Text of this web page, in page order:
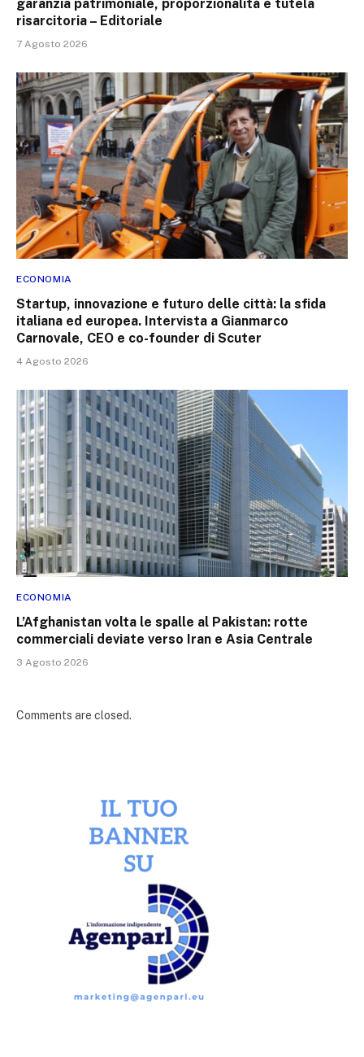
garanzia patrimoniale, proporzionalità e tutela
risarcitoria – Editoriale
7 Agosto 2026
ECONOMIA
Startup, innovazione e futuro delle città: la sfida
italiana ed europea. Intervista a Gianmarco
Carnovale, CEO e co-founder di Scuter
4 Agosto 2026
ECONOMIA
L’Afghanistan volta le spalle al Pakistan: rotte
commerciali deviate verso Iran e Asia Centrale
3 Agosto 2026
Comments are closed.